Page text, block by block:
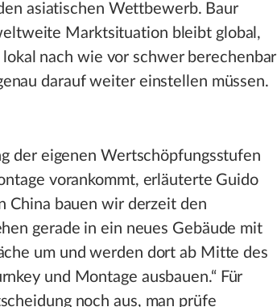
asiatischen Wettbewerb. Baur
Marktsituation bleibt global,
nach wie vor schwer berechenbar
darauf weiter einstellen müssen.
der eigenen Wertschöpfungsstufen
vorankommt, erläuterte Guido
China bauen wir derzeit den
gerade in ein neues Gebäude mit
um und werden dort ab Mitte des
und Montage ausbauen.“ Für
noch aus, man prüfe